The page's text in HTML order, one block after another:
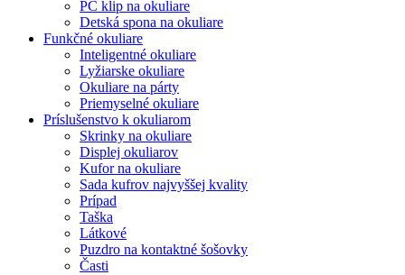
PC klip na okuliare
Detská spona na okuliare
Funkčné okuliare
Inteligentné okuliare
Lyžiarske okuliare
Okuliare na párty
Priemyselné okuliare
Príslušenstvo k okuliarom
Skrinky na okuliare
Displej okuliarov
Kufor na okuliare
Sada kufrov najvyššej kvality
Prípad
Taška
Látkové
Puzdro na kontaktné šošovky
Časti